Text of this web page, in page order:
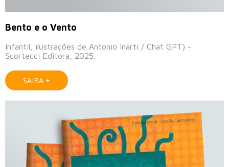
Bento e o Vento
Infantil, ilustrações de Antonio Inarti / Chat GPT) -
Scortecci Editora, 2025.
SAIBA +